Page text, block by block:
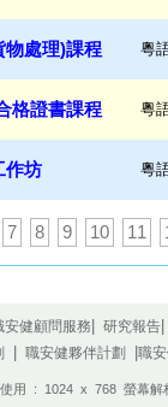
物處理)課程 粵
格證書課程 粵
作坊 粵
7 8 9 10 11
安健顧問服務 研究報告
職安健夥伴計劃 職
用 : 1024 x 768 螢幕解